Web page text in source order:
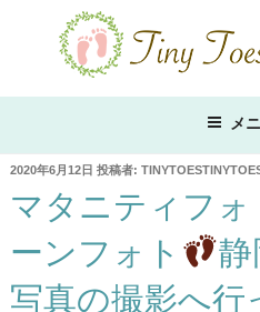
ン
ス
キ
プ
メ
投
日:
2020年6月12日 投稿者:
マタニティフ
ーンフォト
静
写真の撮影へ行